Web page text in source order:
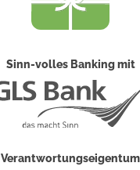
Sinn-volles Banking mit
Verantwortungseigentum